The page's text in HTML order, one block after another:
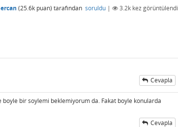
(25.6k puan) tarafından soruldu | 3.2k kez görüntülendi
Cevapla
bir soylemi beklemiyorum da. Fakat boyle konularda
Cevapla